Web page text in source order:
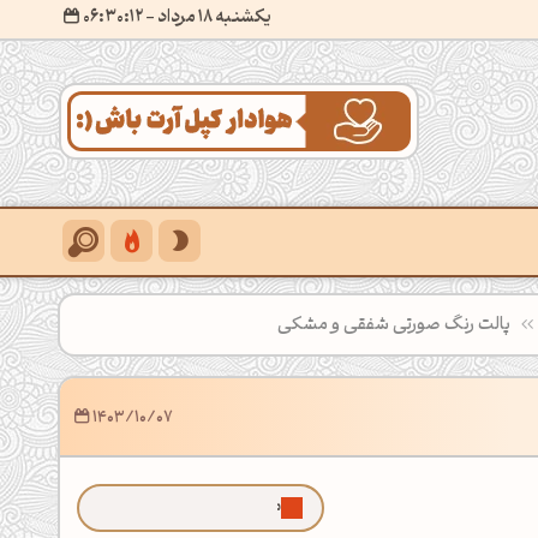
یکشنبه 18 مرداد - ۰۶:۳۰:۱۴
پالت رنگ صورتی شفقی و مشکی
1403/10/07
ما رو توی گوگل بیشتر ببین!